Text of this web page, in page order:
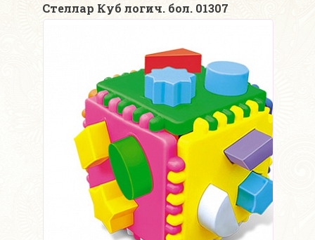
Стеллар Куб логич. бол. 01307